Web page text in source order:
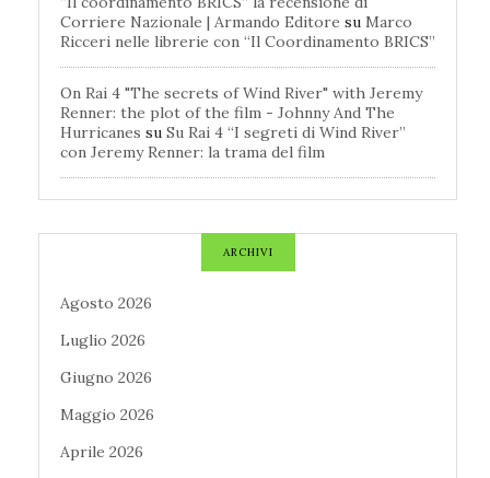
Corriere Nazionale | Armando Editore su Marco
Ricceri nelle librerie con “Il Coordinamento BRICS”
On Rai 4 "The secrets of Wind River" with Jeremy
Renner: the plot of the film - Johnny And The
Hurricanes su Su Rai 4 “I segreti di Wind River”
con Jeremy Renner: la trama del film
ARCHIVI
Agosto 2026
Luglio 2026
Giugno 2026
Maggio 2026
Aprile 2026